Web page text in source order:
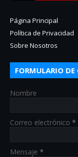
Página Principal
Política de Privacidad
Sobre Nosotros
FORMULARIO
Nombre
Correo electrónico *
Mensaje *